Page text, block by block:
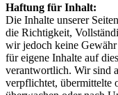
Haftung für Inhalt:
Die Inhalte unserer
die Richtigkeit,
wir jedoch keine
für eigene Inhalte auf
verantwortlich. Wir sind
verpflichtet, übermittelte